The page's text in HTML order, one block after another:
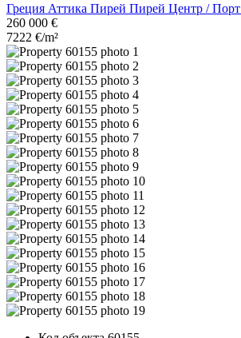
Греция Аттика Пирей Пирей Центр / Порт
260 000 €
7222 €/m²